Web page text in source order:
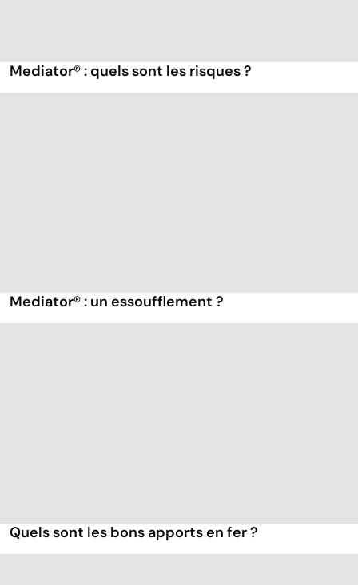
Mediator® : quels sont les risques ?
Mediator® : un essoufflement ?
Quels sont les bons apports en fer ?